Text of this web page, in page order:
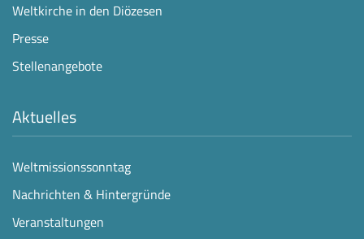
Weltkirche in den Diözesen
Presse
Stellenangebote
Aktuelles
Weltmissionssonntag
Nachrichten & Hintergründe
Veranstaltungen